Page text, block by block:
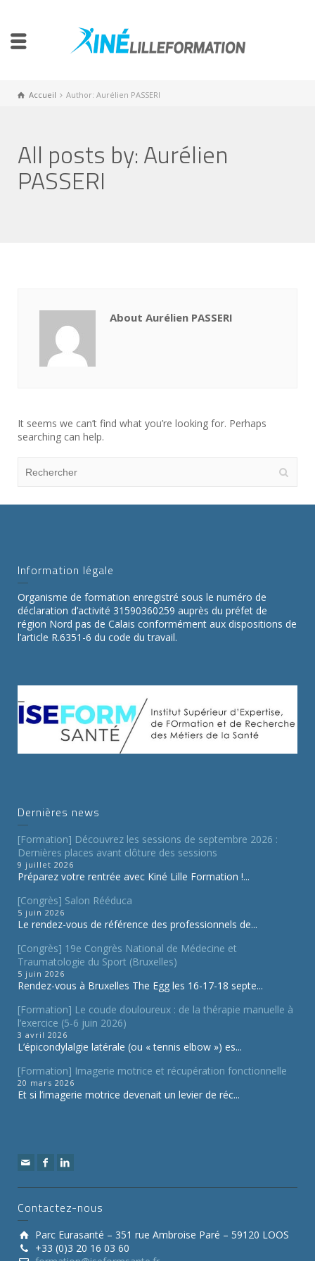
Accueil Author: Aurélien PASSERI
All posts by: Aurélien
PASSERI
About Aurélien PASSERI
It seems we can’t find what you’re looking for. Perhaps
searching can help.
Information légale
Organisme de formation enregistré sous le numéro de
déclaration d’activité 31590360259 auprès du préfet de
région Nord pas de Calais conformément aux dispositions de
l’article R.6351-6 du code du travail.
Dernières news
[Formation] Découvrez les sessions de septembre 2026 :
Dernières places avant clôture des sessions
9 juillet 2026
Préparez votre rentrée avec Kiné Lille Formation !...
[Congrès] Salon Rééduca
5 juin 2026
Le rendez-vous de référence des professionnels de...
[Congrès] 19e Congrès National de Médecine et
Traumatologie du Sport (Bruxelles)
5 juin 2026
Rendez-vous à Bruxelles The Egg les 16-17-18 septe...
[Formation] Le coude douloureux : de la thérapie manuelle à
l’exercice (5-6 juin 2026)
3 avril 2026
L’épicondylalgie latérale (ou « tennis elbow ») es...
[Formation] Imagerie motrice et récupération fonctionnelle
20 mars 2026
Et si l’imagerie motrice devenait un levier de réc...
Contactez-nous
Parc Eurasanté – 351 rue Ambroise Paré – 59120 LOOS
+33 (0)3 20 16 03 60